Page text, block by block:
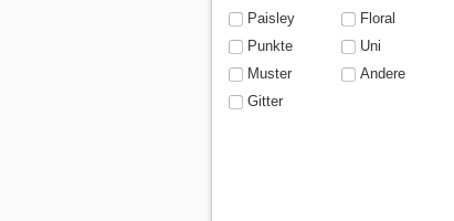
Paisley
Floral
Punkte
Uni
Muster
Andere
Gitter